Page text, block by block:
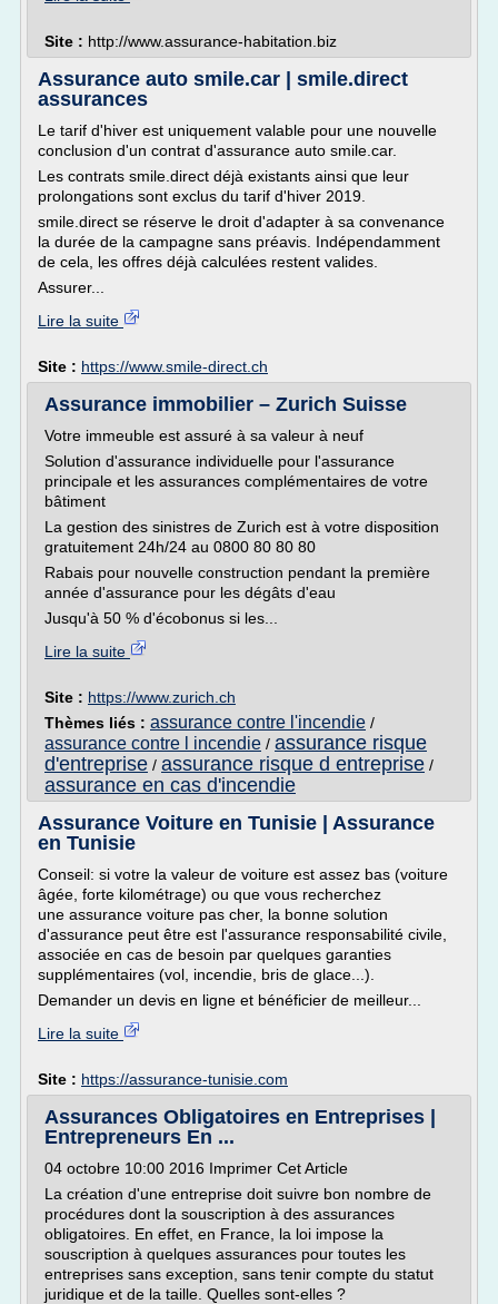
Site : http://www.assurance-habitation.biz
Assurance auto smile.car | smile.direct
assurances
Le tarif d'hiver est uniquement valable pour une nouvelle
conclusion d'un contrat d'assurance auto smile.car.
Les contrats smile.direct déjà existants ainsi que leur
prolongations sont exclus du tarif d'hiver 2019.
smile.direct se réserve le droit d'adapter à sa convenance
la durée de la campagne sans préavis. Indépendamment
de cela, les offres déjà calculées restent valides.
Assurer...
Lire la suite
Site : https://www.smile-direct.ch
Assurance immobilier – Zurich Suisse
Votre immeuble est assuré à sa valeur à neuf
Solution d'assurance individuelle pour l'assurance
principale et les assurances complémentaires de votre
bâtiment
La gestion des sinistres de Zurich est à votre disposition
gratuitement 24h/24 au 0800 80 80 80
Rabais pour nouvelle construction pendant la première
année d'assurance pour les dégâts d'eau
Jusqu'à 50 % d'écobonus si les...
Lire la suite
Site : https://www.zurich.ch
Thèmes liés : assurance contre l'incendie /
assurance contre l incendie / assurance risque
d'entreprise / assurance risque d entreprise /
assurance en cas d'incendie
Assurance Voiture en Tunisie | Assurance
en Tunisie
Conseil: si votre la valeur de voiture est assez bas (voiture
âgée, forte kilométrage) ou que vous recherchez
une assurance voiture pas cher, la bonne solution
d'assurance peut être est l'assurance responsabilité civile,
associée en cas de besoin par quelques garanties
supplémentaires (vol, incendie, bris de glace...).
Demander un devis en ligne et bénéficier de meilleur...
Lire la suite
Site : https://assurance-tunisie.com
Assurances Obligatoires en Entreprises |
Entrepreneurs En ...
04 octobre 10:00 2016 Imprimer Cet Article
La création d'une entreprise doit suivre bon nombre de
procédures dont la souscription à des assurances
obligatoires. En effet, en France, la loi impose la
souscription à quelques assurances pour toutes les
entreprises sans exception, sans tenir compte du statut
juridique et de la taille. Quelles sont-elles ?